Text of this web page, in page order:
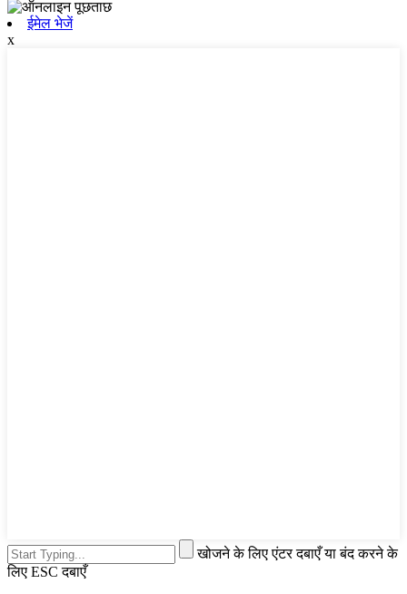
ईमेल भेजें
x
खोजने के लिए एंटर दबाएँ या बंद करने के
लिए ESC दबाएँ